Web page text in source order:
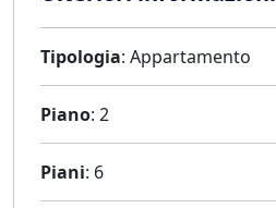
Tipologia: Appartamento
Piano: 2
Piani: 6